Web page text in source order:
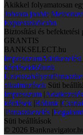
Akikkel folyamatosan
Jobsora jooble
Expresszkölcsön
Biztosítási és befektetési
GRANTIS
BANKSELECT.hu
Impresszum
kérdésekRólunk
Üzletszabályzat
alkalmazások Süti
Impresszum |
kérdések |Rólunk |
|Panaszkezelés |
Süti beállítások
© 2026